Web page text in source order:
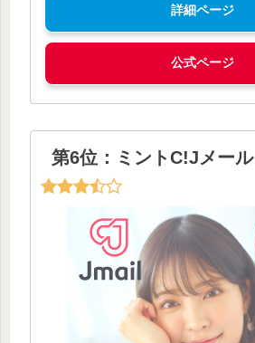
詳細ページ
公式ページ
第6位：ミントC!Jメール